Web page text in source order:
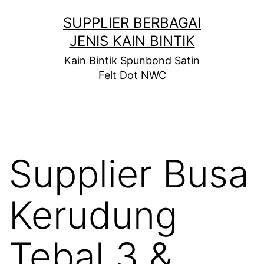
SUPPLIER BERBAGAI
JENIS KAIN BINTIK
Kain Bintik Spunbond Satin
Felt Dot NWC
Supplier Busa
Kerudung